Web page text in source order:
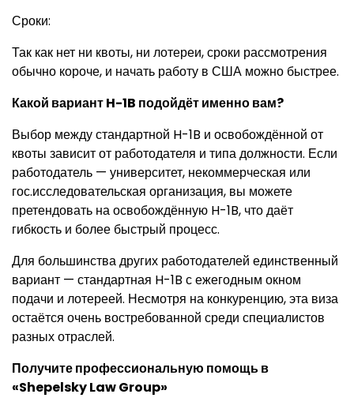
Сроки:
Так как нет ни квоты, ни лотереи, сроки рассмотрения
обычно короче, и начать работу в США можно быстрее.
Какой вариант H-1B подойдёт именно вам?
Выбор между стандартной H-1B и освобождённой от
квоты зависит от работодателя и типа должности. Если
работодатель — университет, некоммерческая или
гос.исследовательская организация, вы можете
претендовать на освобождённую H-1B, что даёт
гибкость и более быстрый процесс.
Для большинства других работодателей единственный
вариант — стандартная H-1B с ежегодным окном
подачи и лотереей. Несмотря на конкуренцию, эта виза
остаётся очень востребованной среди специалистов
разных отраслей.
Получите профессиональную помощь в
«Shepelsky Law Group»